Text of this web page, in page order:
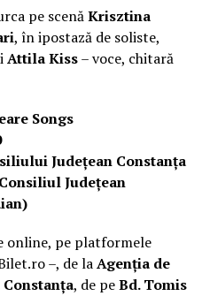
pe scenăKrisztina
, în ipostază de soliste,
Attila Kiss– voce, chitară
Songs
Județean Constanța
Județean
online, pe platformele
–, de laAgenția de
, de peBd. Tomis